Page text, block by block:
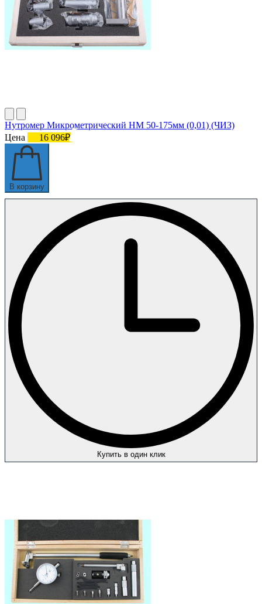
Нутромер Микрометрический НМ 50-175мм (0,01) (ЧИЗ)
Цена
16 096₽
В корзину
Купить в один клик